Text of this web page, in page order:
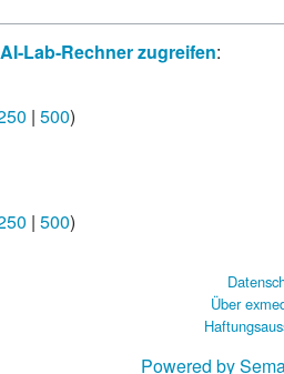
Lab-Rechner zugreifen:
| 500)
| 500)
Über
Powered by